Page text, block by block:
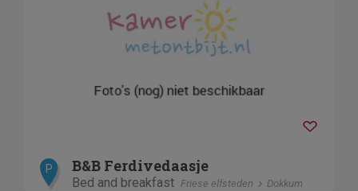
P B&B Ferdivedaasje
Bed and breakfast Friese elfsteden Dokkum